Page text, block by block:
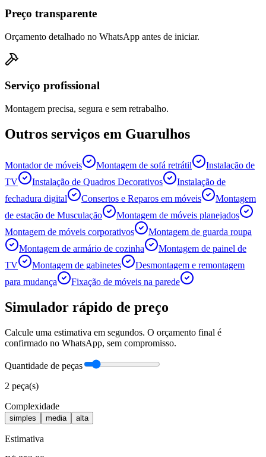
Preço transparente
Orçamento detalhado no WhatsApp antes de iniciar.
Serviço profissional
Montagem precisa, segura e sem retrabalho.
Outros serviços em Guarulhos
Montador de móveis Montagem de sofá retrátil
Instalação de
TV
Instalação de Quadros Decorativos
Instalação de
fechadura digital
Consertos e Reparos em móveis
Montagem
de estação de Musculação
Montagem de móveis planejados
Montagem de móveis corporativos
Montagem de guarda roupa
Montagem de armário de cozinha
Montagem de painel de
TV
Montagem de gabinetes
Desmontagem e remontagem
para mudança
Fixação de móveis na parede
Simulador rápido de preço
Calcule uma estimativa em segundos. O orçamento final é
confirmado no WhatsApp, sem compromisso.
Quantidade de peças
2 peça(s)
Complexidade
simples media alta
Estimativa